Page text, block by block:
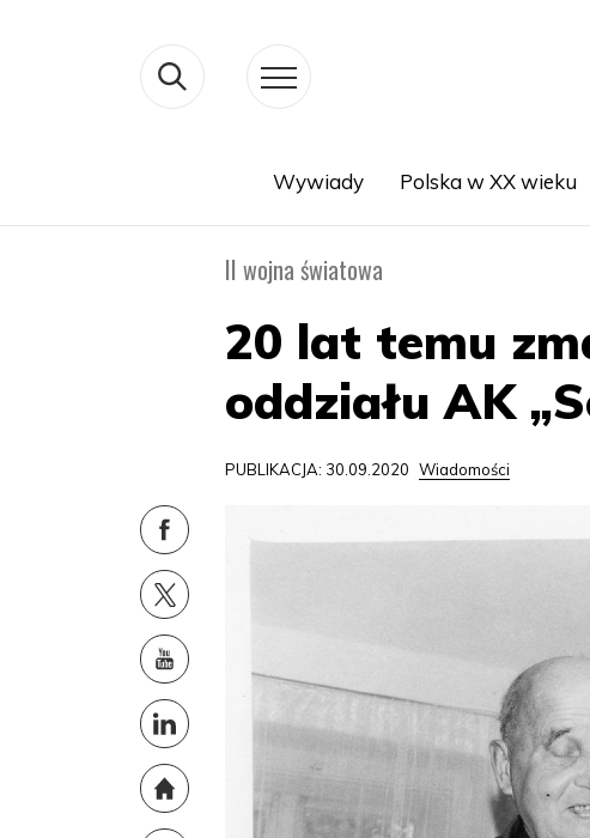
Wywiady Polska w XX wieku
II wojna światowa
20 lat temu
oddziału AK
PUBLIKACJA: 30.09.2020 Wiadomości